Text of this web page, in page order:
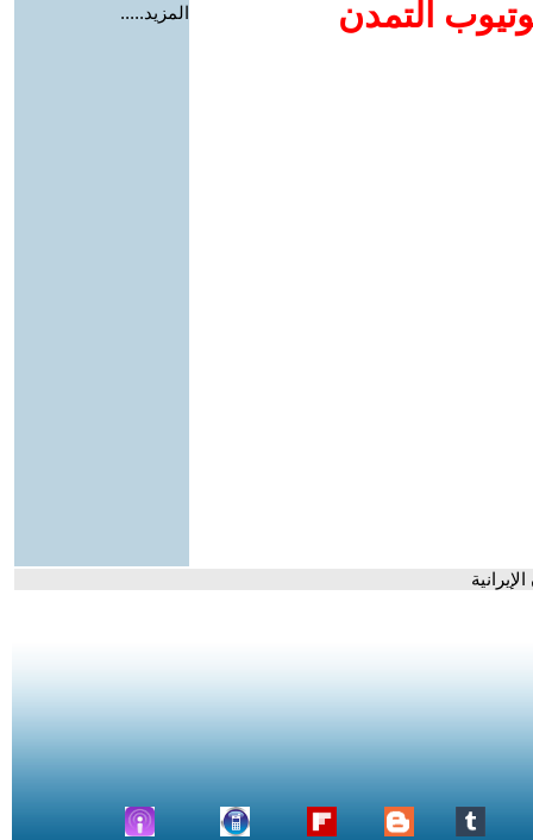
التمدن المزيد.....